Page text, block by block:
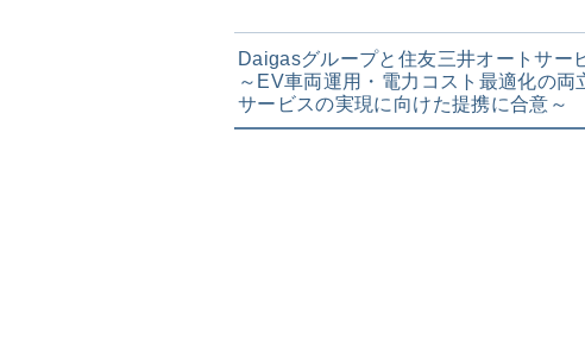
Daigasグループと住友三井オートサー
～EV車両運用・電力コスト最適化の
サービスの実現に向けた提携に合意～